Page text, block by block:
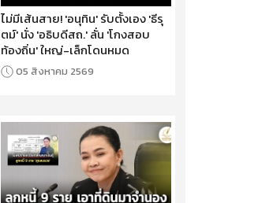
ไม่มีเส้นสาย! 'อนุทิน' รับตั้งเอง 'ธีรุ
ตม์' นั่ง 'อธิบดีสถ.' ลั่น 'โกงสอบ
ท้องถิ่น' ใหญ่-เล็กโดนหมด
05 สิงหาคม 2569